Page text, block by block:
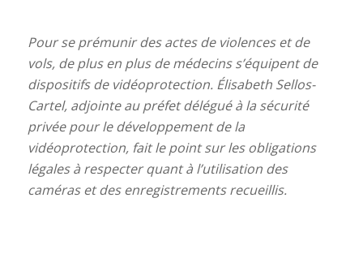
Pour se prémunir des actes de violences et de
vols, de plus en plus de médecins s’équipent de
dispositifs de vidéoprotection. Élisabeth Sellos-
Cartel, adjointe au préfet délégué à la sécurité
privée pour le développement de la
vidéoprotection, fait le point sur les obligations
légales à respecter quant à l’utilisation des
caméras et des enregistrements recueillis.